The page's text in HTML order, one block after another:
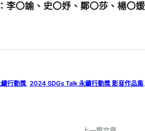
〇諭、史〇妤、鄭〇莎、楊〇媛
行動獎, 2024 SDGs Talk 永續行動獎 影音作品集